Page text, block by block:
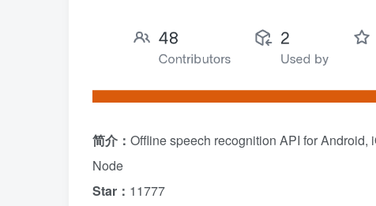
简介： Offline speech recognition API for
Node
Star： 11777